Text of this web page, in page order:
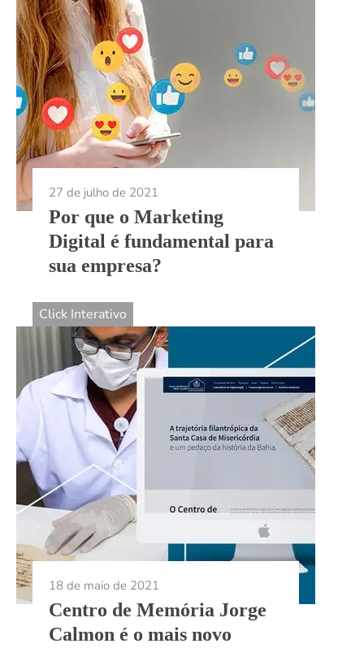
27 de julho de 2021
Por que o Marketing
Digital é fundamental para
sua empresa?
Click Interativo
18 de maio de 2021
Centro de Memória Jorge
Calmon é o mais novo